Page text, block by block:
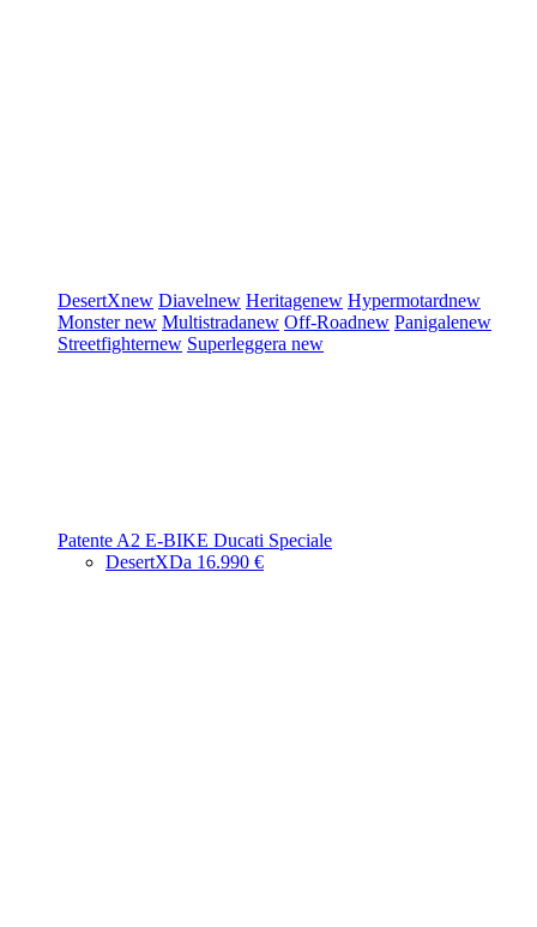
DesertXnew Diavelnew Heritagenew Hypermotardnew
Monsternew Multistradanew Off-Roadnew Panigalenew
Streetfighternew Superleggera new
Patente A2 E-BIKE Ducati Speciale
DesertXDa 16.990 €